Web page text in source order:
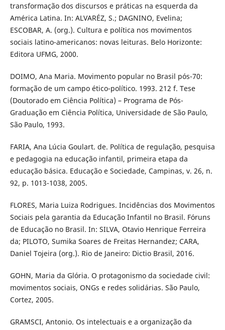
transformação dos discursos e práticas na esquerda da
América Latina. In: ALVARÉZ, S.; DAGNINO, Evelina;
ESCOBAR, A. (org.). Cultura e política nos movimentos
sociais latino-americanos: novas leituras. Belo Horizonte:
Editora UFMG, 2000.
DOIMO, Ana Maria. Movimento popular no Brasil pós-70:
formação de um campo ético-político. 1993. 212 f. Tese
(Doutorado em Ciência Política) – Programa de Pós-
Graduação em Ciência Política, Universidade de São Paulo,
São Paulo, 1993.
FARIA, Ana Lúcia Goulart. de. Política de regulação, pesquisa
e pedagogia na educação infantil, primeira etapa da
educação básica. Educação e Sociedade, Campinas, v. 26, n.
92, p. 1013-1038, 2005.
FLORES, Maria Luiza Rodrigues. Incidências dos Movimentos
Sociais pela garantia da Educação Infantil no Brasil. Fóruns
de Educação no Brasil. In: SILVA, Otavio Henrique Ferreira
da; PILOTO, Sumika Soares de Freitas Hernandez; CARA,
Daniel Tojeira (org.). Rio de Janeiro: Dictio Brasil, 2016.
GOHN, Maria da Glória. O protagonismo da sociedade civil:
movimentos sociais, ONGs e redes solidárias. São Paulo,
Cortez, 2005.
GRAMSCI, Antonio. Os intelectuais e a organização da